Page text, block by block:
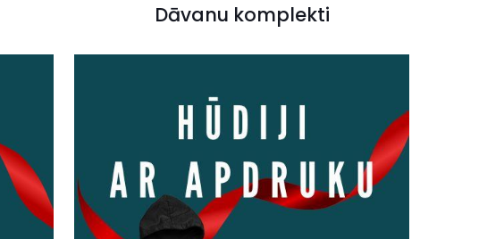
Dāvanu komplekti